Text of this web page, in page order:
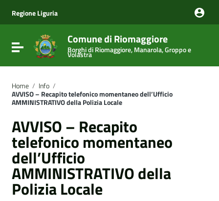
Vai al menu di navigazione
Vai al footer
Regione Liguria
Attiva / disattiva la navigazione
Comune di Riomaggiore
Borghi di Riomaggiore, Manarola, Groppo e
Volastra
Home / Info /
AVVISO – Recapito telefonico momentaneo dell’Ufficio
AMMINISTRATIVO della Polizia Locale
AVVISO – Recapito
telefonico momentaneo
dell’Ufficio
AMMINISTRATIVO della
Polizia Locale